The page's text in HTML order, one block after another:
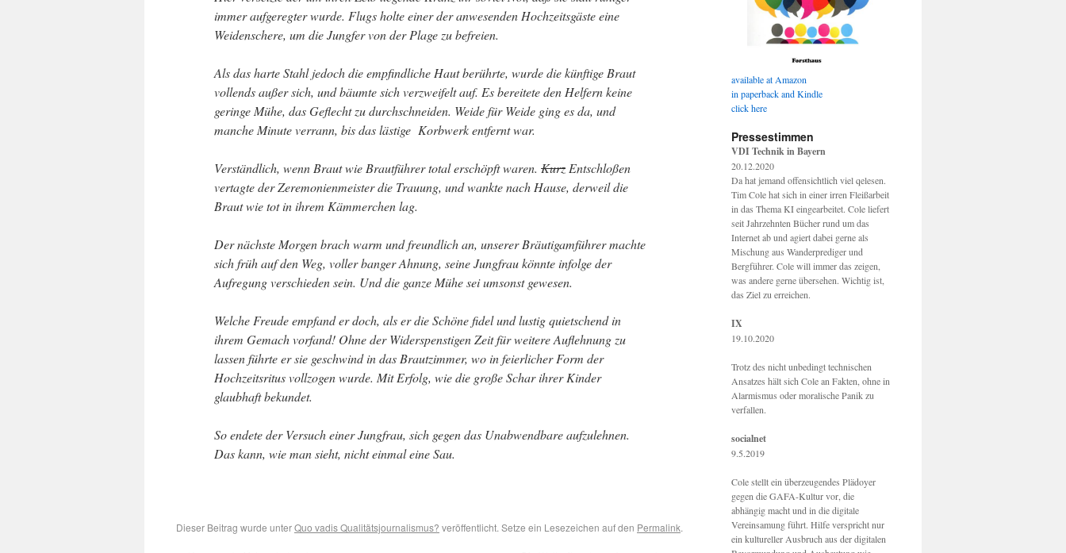
immer aufgeregter wurde. Flugs holte einer der anwesenden Hochzeitsgäste eine
Weidenschere, um die Jungfer von der Plage zu befreien.
Als das harte Stahl jedoch die empfindliche Haut berührte, wurde die künftige Braut
vollends außer sich, und bäumte sich verzweifelt auf. Es bereitete den Helfern keine
geringe Mühe, das Geflecht zu durchschneiden. Weide für Weide ging es da, und
manche Minute verrann, bis das lästige Korbwerk entfernt war.
Verständlich, wenn Braut wie Brautführer total erschöpft waren. KurzEntschloßen
vertagte der Zeremonienmeister die Trauung, und wankte nach Hause, derweil die
Braut wie tot in ihrem Kämmerchen lag.
Der nächste Morgen brach warm und freundlich an, unserer Bräutigamführer machte
sich früh auf den Weg, voller banger Ahnung, seine Jungfrau könnte infolge der
Aufregung verschieden sein. Und die ganze Mühe sei umsonst gewesen.
Welche Freude empfand er doch, als er die Schöne fidel und lustig quietschend in
ihrem Gemach vorfand! Ohne der Widerspenstigen Zeit für weitere Auflehnung zu
lassen führte er sie geschwind in das Brautzimmer, wo in feierlicher Form der
Hochzeitsritus vollzogen wurde. Mit Erfolg, wie die große Schar ihrer Kinder
glaubhaft bekundet.
So endete der Versuch einer Jungfrau, sich gegen das Unabwendbare aufzulehnen.
Das kann, wie man sieht, nicht einmal eine Sau.
Dieser Beitrag wurde unterQuo vadis Qualitätsjournalismus? veröffentlicht. Setze ein Lesezeichen auf den Permalink.
available at Amazon
in paperback and Kindle
click here
Pressestimmen
VDI Technik in Bayern
20.12.2020
Da hat jemand offensichtlich viel qelesen.
Tim Cole hat sich in einer irren Fleißarbeit
in das Thema KI eingearbeitet. Cole liefert
seit Jahrzehnten Bücher rund um das
Internet ab und agiert dabei gerne als
Mischung aus Wanderprediger und
Bergführer. Cole will immer das zeigen,
was andere gerne übersehen. Wichtig ist,
das Ziel zu erreichen.
IX
19.10.2020
Trotz des nicht unbedingt technischen
Ansatzes hält sich Cole an Fakten, ohne in
Alarmismus oder moralische Panik zu
verfallen.
socialnet
9.5.2019
Cole stellt ein überzeugendes Plädoyer
gegen die GAFA-Kultur vor, die
abhängig macht und in die digitale
Vereinsamung führt. Hilfe verspricht nur
ein kultureller Ausbruch aus der digitalen